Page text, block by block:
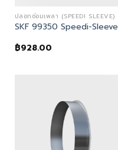
ปลอกซ่อมเพลา (SPEEDI SLEEVE)
SKF 99350 Speedi-Sleeve
฿928.00